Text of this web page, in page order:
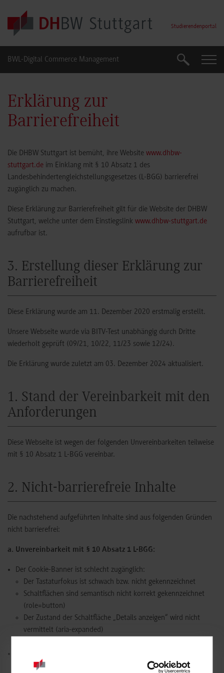
Skip to main content
Studierendenportal
BWL-Digital Commerce Management Suche
Erklärung zur
Barrierefreiheit
Die DHBW Stuttgart ist bemüht, ihre Website www.dhbw-
stuttgart.de im Einklang mit § 10 Absatz 1 des
Landesbehindertengleichstellungsgesetzes (L-BGG) barrierefrei
zugänglich zu machen.
Diese Erklärung zur Barrierefreiheit gilt für die Website der DHBW
Stuttgart, welche unter dem Einstiegslink www.dhbw-stuttgart.de
aufrufbar ist.
3. Erstellung dieser Erklärung zur
Barrierefreiheit
Diese Erklärung wurde am 11. Dezember 2020 erstmalig erstellt.
Unsere Webseite wurde via BITV-Test unabhängig durch Dritte
wiederholt geprüft (09/21, 10/22, 11/23 sowie 12/24).
Die Erklärung wurde zuletzt am 03. Dezember 2024 aktualisiert.
1. Stand der Vereinbarkeit mit den
Anforderungen
Diese Webseite ist wegen der folgenden Unvereinbarkeiten teilweise
mit § 10 Absatz 1 L-BGG vereinbar.
2. Nicht-barrierefreie Inhalte
Die nachstehend aufgeführten Inhalte sind aus folgenden Gründen
nicht barrierefrei:
a. Unvereinbarkeit mit § 10 Absatz 1 L-BGG:
Der Cookie-Banner ist schlecht zugänglich:
Der Tastaturfokus ist schwach bzw. nicht gekennzeichnet
Schaltflächen sind semantisch nicht korrekt gekennzeichnet
(role=button)
Der Zustand der Schaltfläche „Details anzeigen“ wird nicht
vermittelt (aria-expanded)
Informationen zur Navigation in Leichter Sprache müssen noch